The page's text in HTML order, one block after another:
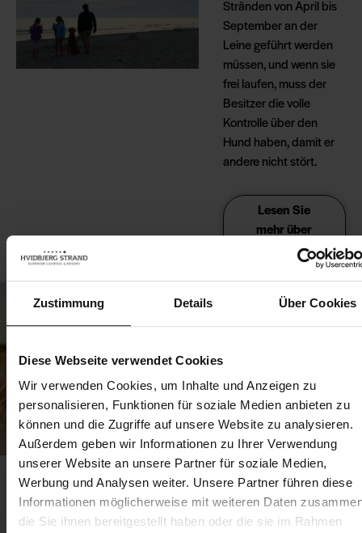
Zustimmung Details Über Cookies
Diese Webseite verwendet Cookies
Wir verwenden Cookies, um Inhalte und Anzeigen zu
personalisieren, Funktionen für soziale Medien anbieten zu
können und die Zugriffe auf unsere Website zu analysieren.
Außerdem geben wir Informationen zu Ihrer Verwendung
unserer Website an unsere Partner für soziale Medien,
Werbung und Analysen weiter. Unsere Partner führen diese
Informationen möglicherweise mit weiteren Daten
die Sie ihnen bereitgestellt haben oder die sie im Rahmen
Stränden von April bis
September an der
Leine geführt werden
müssen, und wenn sie
frei laufen, muss der
Besitzer die volle
Kontrolle über den
Hund haben, damit er
andere nicht stört.
Lesen Sie
mehr über
Urlaub mit